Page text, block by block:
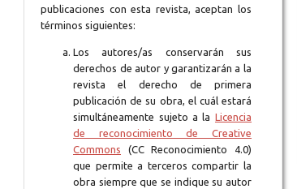
publicaciones con esta revista, aceptan los
términos siguientes:
Los autores/as conservarán sus
derechos de autor y garantizarán a la
revista el derecho de primera
publicación de su obra, el cuál estará
simultáneamente sujeto a la Licencia
de reconocimiento de Creative
Commons (CC Reconocimiento 4.0)
que permite a terceros compartir la
obra siempre que se indique su autor